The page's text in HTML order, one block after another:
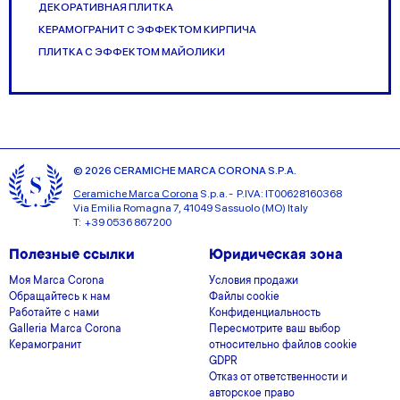
ДЕКОРАТИВНАЯ ПЛИТКА
КЕРАМОГРАНИТ С ЭФФЕКТОМ КИРПИЧА
ПЛИТКА С ЭФФЕКТОМ МАЙОЛИКИ
© 2026 CERAMICHE MARCA CORONA S.P.A.
Ceramiche Marca Corona S.p.a. - P.IVA: IT00628160368
Via Emilia Romagna 7, 41049 Sassuolo (MO) Italy
T: +39 0536 867200
Полезные ссылки
Моя Marca Corona
Обращайтесь к нам
Работайте с нами
Galleria Marca Corona
Керамогранит
Юридическая зона
Условия продажи
Файлы cookie
Конфиденциальность
Пересмотрите ваш выбор
относительно файлов cookie
GDPR
Отказ от ответственности и
авторское право